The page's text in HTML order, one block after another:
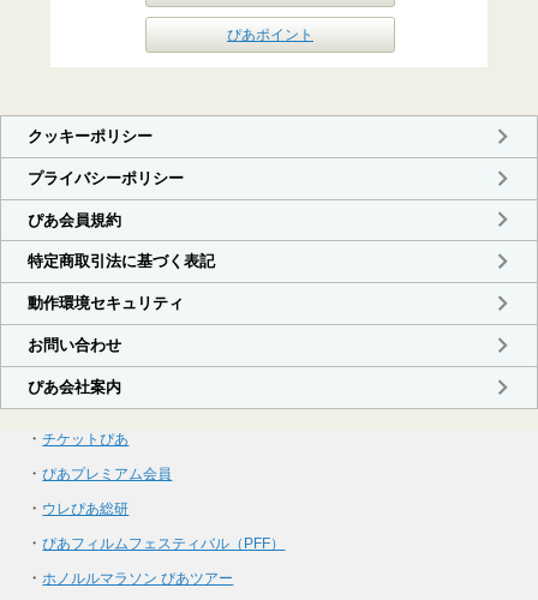
ぴあポイント
・チケットぴあ
・ぴあプレミアム会員
・ ウレぴあ総研
・ぴあフィルムフェスティバル（PFF）
・ホノルルマラソン ぴあツアー